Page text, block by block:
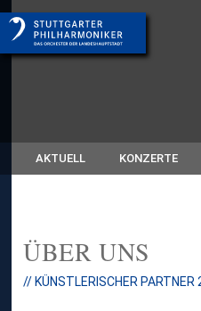
AKTUELL KONZERTE
ÜBER UNS
// KÜNSTLERISCHER